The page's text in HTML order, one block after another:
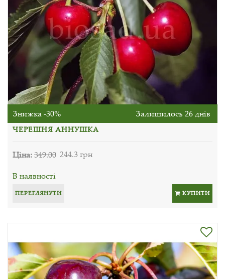
Знижка -30% Залишилось 26 днів
ЧЕРЕШНЯ АННУШКА
Ціна:349.00 244.3 грн
В наявності
ПЕРЕГЛЯНУТИ КУПИТИ